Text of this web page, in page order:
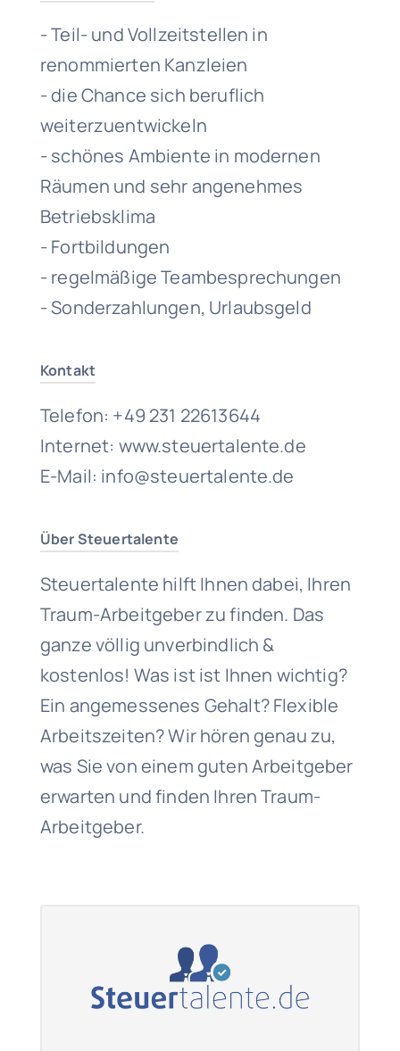
- Teil- und Vollzeitstellen in
renommierten Kanzleien
- die Chance sich beruflich
weiterzuentwickeln
- schönes Ambiente in modernen
Räumen und sehr angenehmes
Betriebsklima
- Fortbildungen
- regelmäßige Teambesprechungen
- Sonderzahlungen, Urlaubsgeld
Kontakt
Telefon: +49 231 22613644
Internet: www.steuertalente.de
E-Mail: info@steuertalente.de
Über Steuertalente
Steuertalente hilft Ihnen dabei, Ihren
Traum-Arbeitgeber zu finden. Das
ganze völlig unverbindlich &
kostenlos! Was ist ist Ihnen wichtig?
Ein angemessenes Gehalt? Flexible
Arbeitszeiten? Wir hören genau zu,
was Sie von einem guten Arbeitgeber
erwarten und finden Ihren Traum-
Arbeitgeber.